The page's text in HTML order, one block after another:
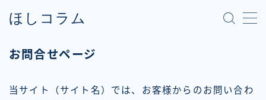
ほしコラム
お問合せページ
当サイト（サイト名）では、お客様からのお問い合わ